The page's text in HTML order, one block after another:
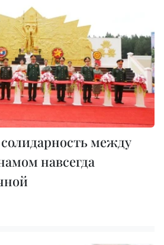
между
навсегда